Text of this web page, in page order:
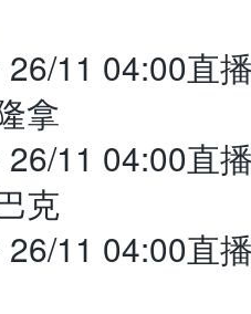
11 04:00直
拿
11 04:00直
克
11 04:00直